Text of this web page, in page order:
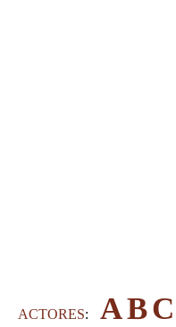
ACTORES: ABC